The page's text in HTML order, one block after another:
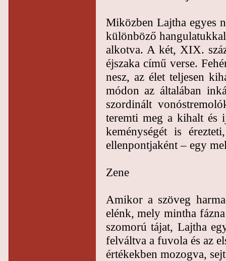
Miközben Lajtha egyes
különböző
alkotva. A két, XIX.
éjszaka című verse.
nesz, az élet teljesen
módon az általában
szordinált
teremti meg a kihalt és
keménységét is
ellenpontjaként – egy
Zene
Amikor a szöveg
elénk, mely mintha
szomorú tájat, Lajtha
felváltva a fuvola és az
értékekben mozogva,